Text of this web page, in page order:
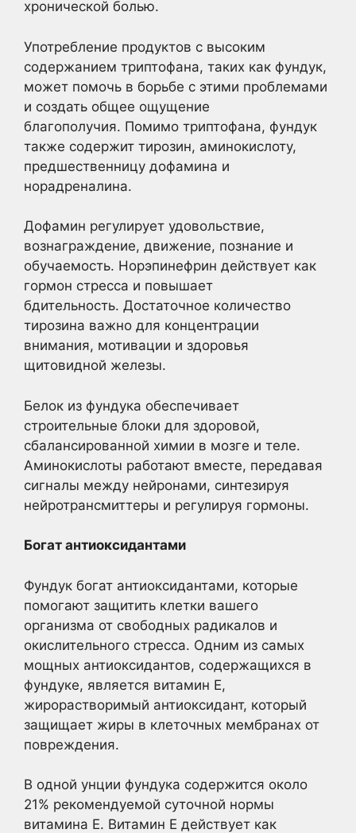
хронической болью.
Употребление продуктов с высоким
содержанием триптофана, таких как фундук,
может помочь в борьбе с этими проблемами
и создать общее ощущение
благополучия. Помимо триптофана, фундук
также содержит тирозин, аминокислоту,
предшественницу дофамина и
норадреналина.
Дофамин регулирует удовольствие,
вознаграждение, движение, познание и
обучаемость. Норэпинефрин действует как
гормон стресса и повышает
бдительность. Достаточное количество
тирозина важно для концентрации
внимания, мотивации и здоровья
щитовидной железы.
Белок из фундука обеспечивает
строительные блоки для здоровой,
сбалансированной химии в мозге и теле.
Аминокислоты работают вместе, передавая
сигналы между нейронами, синтезируя
нейротрансмиттеры и регулируя гормоны.
Богат антиоксидантами
Фундук богат антиоксидантами, которые
помогают защитить клетки вашего
организма от свободных радикалов и
окислительного стресса. Одним из самых
мощных антиоксидантов, содержащихся в
фундуке, является витамин Е,
жирорастворимый антиоксидант, который
защищает жиры в клеточных мембранах от
повреждения.
В одной унции фундука содержится около
21% рекомендуемой суточной нормы
витамина Е. Витамин Е действует как